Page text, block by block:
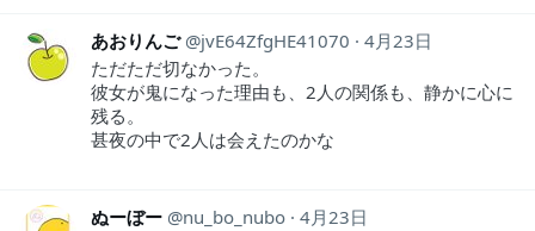
あおりんご jvE64ZfgHE41070
4月23日
ただただ切なかった。
彼女が鬼になった理由も、2人の関係も、静かに心に
残る。
甚夜の中で2人は会えたのかな
ぬーぼー nu_bo_nubo 4月23日